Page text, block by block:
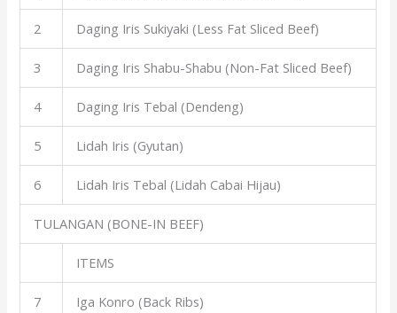
2 Daging Iris Sukiyaki (Less Fat Sliced Beef)
3 Daging Iris Shabu-Shabu (Non-Fat Sliced Beef)
4 Daging Iris Tebal (Dendeng)
5 Lidah Iris (Gyutan)
6 Lidah Iris Tebal (Lidah Cabai Hijau)
TULANGAN (BONE-IN BEEF)
ITEMS
7 Iga Konro (Back Ribs)